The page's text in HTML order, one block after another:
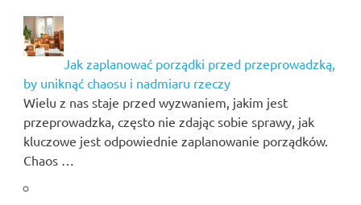
Jak zaplanować porządki przed przeprowadzką,
by uniknąć chaosu i nadmiaru rzeczy
Wielu z nas staje przed wyzwaniem, jakim jest
przeprowadzka, często nie zdając sobie sprawy, jak
kluczowe jest odpowiednie zaplanowanie porządków.
Chaos …